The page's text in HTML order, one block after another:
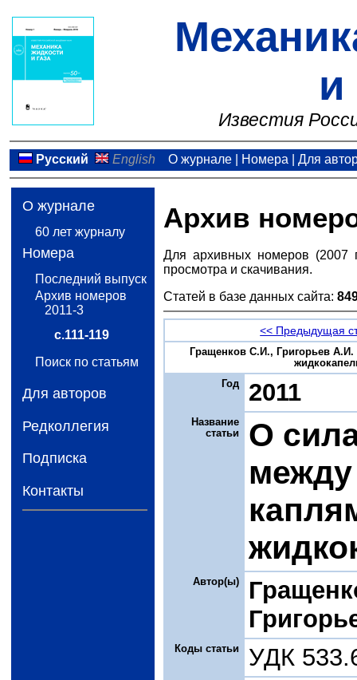
и
Известия
Русский English О журнале| Номера Для
О журнале
60 лет журналу
Номера
Последний выпуск
Архив номеров
2011-3
с.111-119
Поиск по статьям
Для авторов
Редколлегия
Подписка
Контакты
Архив
Для архивных номеров (2007
просмотра и скачивания.
Статей в базе данных сайта:
<< Предыдущая
Гращенков C.И., Григорьев
Год
2011
Название
статьи
О
Автор(ы)
Коды статьи УДК